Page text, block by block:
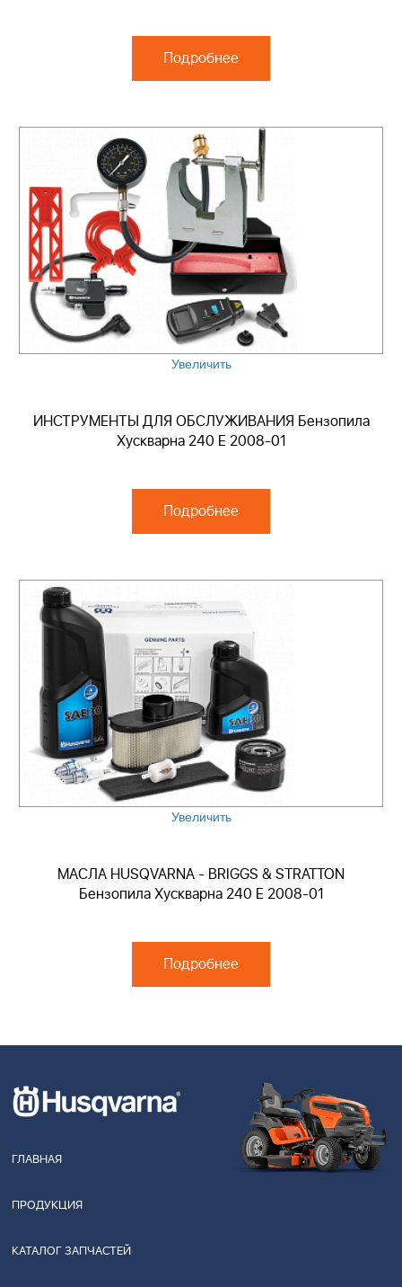
Подробнее
Увеличить
ИНСТРУМЕНТЫ ДЛЯ ОБСЛУЖИВАНИЯ Бензопила
Хускварна 240 E 2008-01
Подробнее
Увеличить
МАСЛА HUSQVARNA - BRIGGS & STRATTON
Бензопила Хускварна 240 E 2008-01
Подробнее
ГЛАВНАЯ
ПРОДУКЦИЯ
КАТАЛОГ ЗАПЧАСТЕЙ